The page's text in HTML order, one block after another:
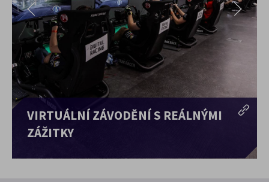
VIRTUÁLNÍ ZÁVODĚNÍ S REÁLNÝMI
ZÁŽITKY